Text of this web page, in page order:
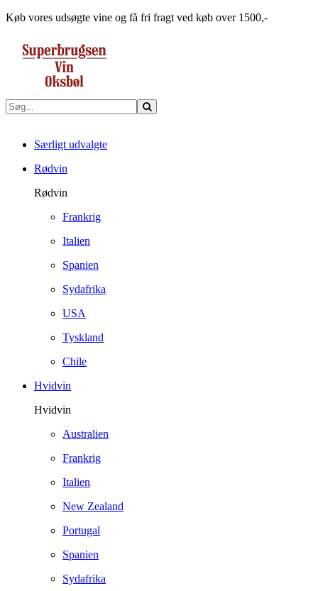
Køb vores udsøgte vine og få fri fragt ved køb over 1500,-
Særligt udvalgte
Rødvin
Rødvin
Frankrig
Italien
Spanien
Sydafrika
USA
Tyskland
Chile
Hvidvin
Hvidvin
Australien
Frankrig
Italien
New Zealand
Portugal
Spanien
Sydafrika